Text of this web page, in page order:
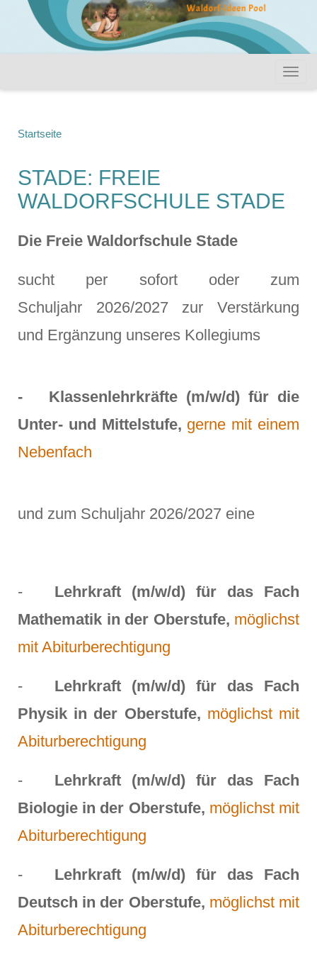
Startseite
STADE: FREIE
WALDORFSCHULE STADE
Die Freie Waldorfschule Stade
sucht per sofort oder zum
Schuljahr 2026/2027 zur Verstärkung
und Ergänzung unseres Kollegiums
- Klassenlehrkräfte (m/w/d) für die
Unter- und Mittelstufe, gerne mit einem
Nebenfach
und zum Schuljahr 2026/2027 eine
-
Lehrkraft (m/w/d) für das Fach
Mathematik in der Oberstufe, möglichst
mit Abiturberechtigung
-
Lehrkraft (m/w/d) für das Fach
Physik in der Oberstufe, möglichst mit
Abiturberechtigung
-
Lehrkraft (m/w/d) für das Fach
Biologie in der Oberstufe, möglichst mit
Abiturberechtigung
- Lehrkraft (m/w/d) für das Fach
Deutsch in der Oberstufe, möglichst mit
Abiturberechtigung